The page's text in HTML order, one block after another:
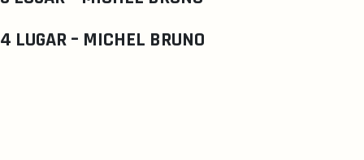
4 LUGAR – MICHEL BRUNO